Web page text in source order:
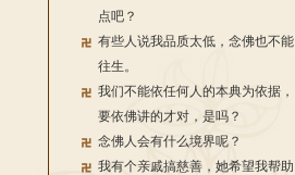
点吧？
有些人说我品质太低，念佛也不能
往生。
我们不能依任何人的本典为依据，
要依佛讲的才对，是吗？
念佛人会有什么境界呢？
我有个亲戚搞慈善，她希望我帮助